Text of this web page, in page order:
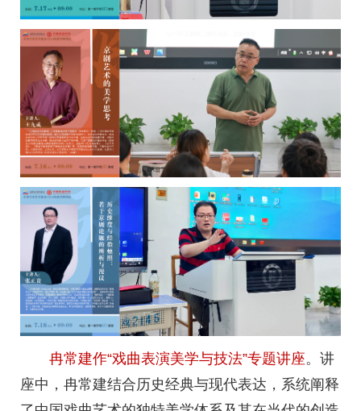
冉常建作“戏曲表演美学与技法”专题讲座。讲
座中，冉常建结合历史经典与现代表达，系统阐释